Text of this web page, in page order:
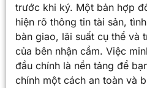
trước khi ký. Một bản hợp
hiện rõ thông tin tài sản,
bàn giao, lãi suất cụ thể và
của bên nhận cầm. Việc
đầu chính là nền tảng để
chính một cách an toàn và